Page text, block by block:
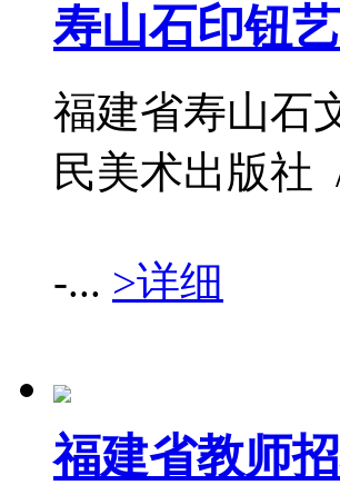
寿山石印钮
福建省寿山石
民美术出版社
-... >详细
福建省教师